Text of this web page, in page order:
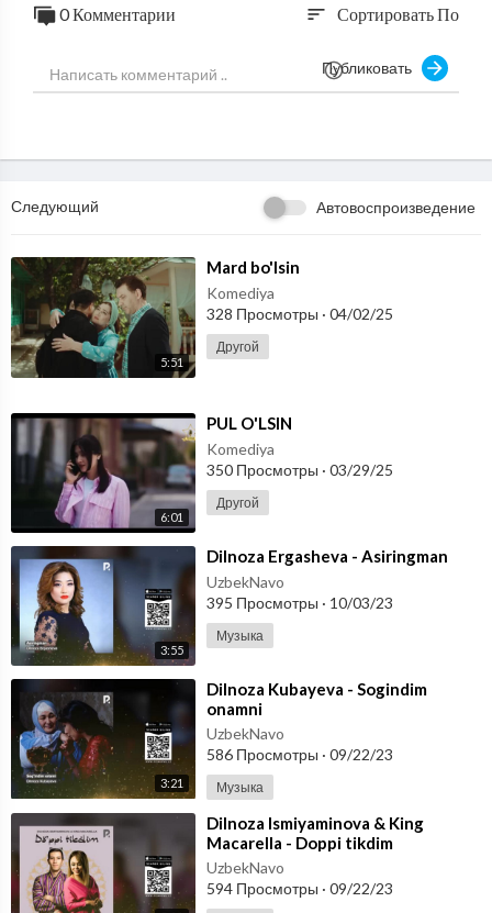
0 Комментарии sort Сортировать По
Публиковать
Следующий Автовоспроизведение
5:51
⁣Mard bo'lsin
Komediya
328 Просмотры · 04/02/25
Другой
6:01
⁣PUL O'LSIN
Komediya
350 Просмотры · 03/29/25
Другой
3:55
⁣Dilnoza Ergasheva - Asiringman
UzbekNavo
395 Просмотры · 10/03/23
Музыка
3:21
⁣Dilnoza Kubayeva - Sogindim
onamni
UzbekNavo
586 Просмотры · 09/22/23
Музыка
⁣Dilnoza Ismiyaminova & King
Macarella - Doppi tikdim
UzbekNavo
594 Просмотры · 09/22/23